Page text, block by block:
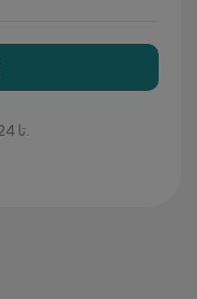
تا 24 ساعت قبل از شروع تور می تواند لغو شود.